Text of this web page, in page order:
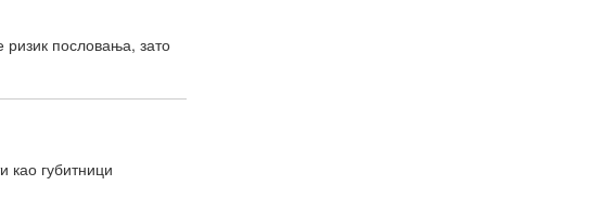
ризик пословања, зато
као губитници